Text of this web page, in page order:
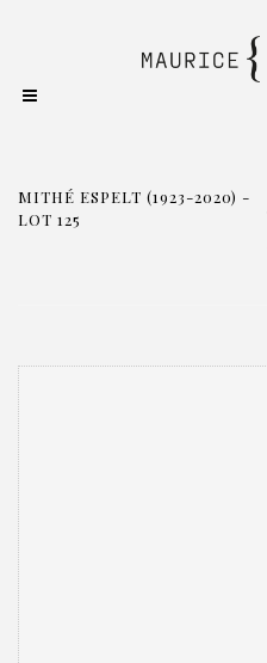
MITHÉ ESPELT (1923-2020) -
LOT 125